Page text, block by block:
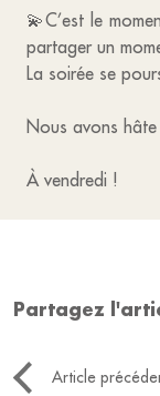
💫C’est le
partager un
La soirée se
Nous avons
À vendredi !
Partagez
Article